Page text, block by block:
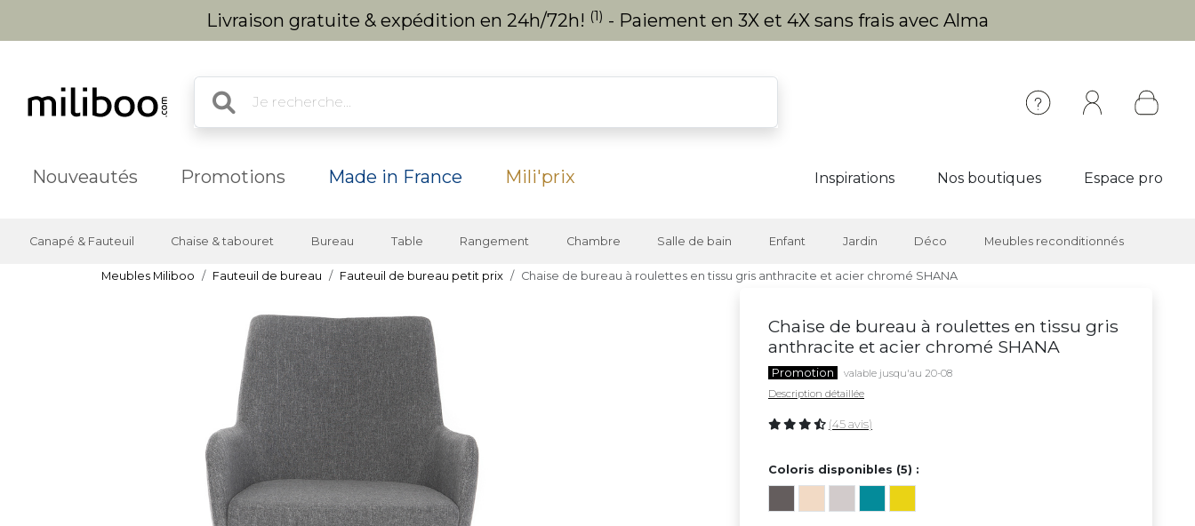
Livraison gratuite & expédition en 24h/72h! (1) - Paiement en 3X et 4X sans frais avec Alma
Nouveautés Promotions Made in France Mili'prix Inspirations Nos boutiques Espace pro
Canapé & Fauteuil Chaise & tabouret Bureau Table Rangement Chambre Salle de bain Enfant Jardin Déco Meubles reconditionnés
Meubles Miliboo Fauteuil de bureau Fauteuil de bureau petit prix Chaise de bureau à roulettes en tissu gris anthracite et acier chromé SHANA
Chaise de bureau à roulettes en tissu gris
anthracite et acier chromé SHANA
Promotion
valable jusqu'au 20-08
Description détaillée
(45 avis)
Coloris disponibles (5) :